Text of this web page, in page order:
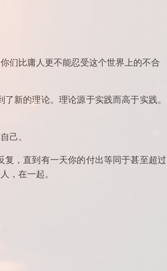
们比庸人更不能忍受这个世界上的不合
新的理论。理论源于实践而高于实践。
己。
，直到有一天你的付出等同于甚至超过
，在一起。